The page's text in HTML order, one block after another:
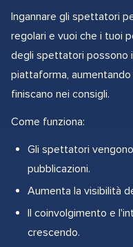
Ingannare gli spettatori
regolari e vuoi che i tuoi
degli spettatori possono
piattaforma,
finiscano nei consigli.
Come funziona:
Gli spettatori
pubblicazioni.
Aumenta la visibilità
Il coinvolgimento e
crescendo.